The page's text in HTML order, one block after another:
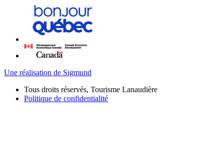
Une réalisation de Sigmund
Tous droits réservés, Tourisme Lanaudière
Politique de confidentialité